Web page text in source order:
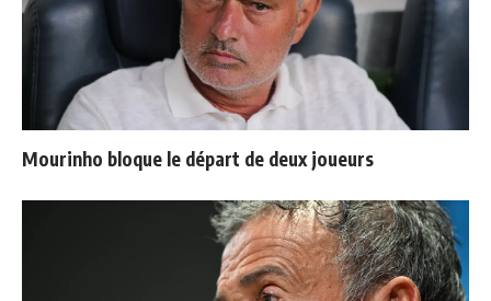
Mourinho bloque le départ de deux joueurs